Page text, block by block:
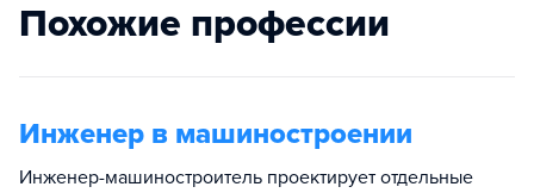
Похожие профессии
Инженер в машиностроении
Инженер-машиностроитель проектирует отдельные